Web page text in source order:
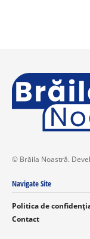
© Brăila Noastră.
Navigate Site
Politica de
Contact